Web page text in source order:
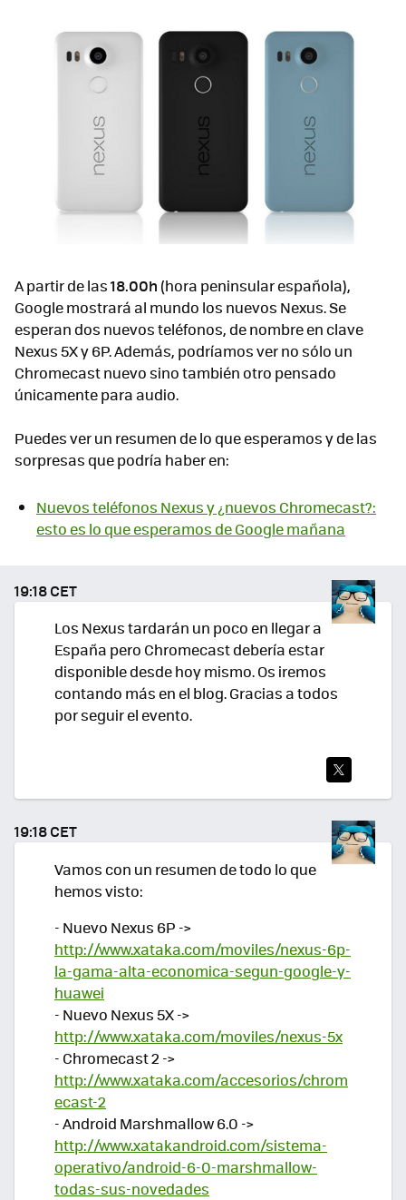
A partir de las18.00h (hora peninsular española),
Google mostrará al mundo los nuevos Nexus. Se
esperan dos nuevos teléfonos, de nombre en clave
Nexus 5X y 6P. Además, podríamos ver no sólo un
Chromecast nuevo sino también otro pensado
únicamente para audio.
Puedes ver un resumen de lo que esperamos y de las
sorpresas que podría haber en:
Nuevos teléfonos Nexus y ¿nuevos Chromecast?:
esto es lo que esperamos de Google mañana
19:18 CET
Los Nexus tardarán un poco en llegar a
España pero Chromecast debería estar
disponible desde hoy mismo. Os iremos
contando más en el blog. Gracias a todos
por seguir el evento.
TWI
TEA
R
19:18 CET
Vamos con un resumen de todo lo que
hemos visto:
- Nuevo Nexus 6P ->
http://www.xataka.com/moviles/nexus-6p-
la-gama-alta-economica-segun-google-y-
huawei
- Nuevo Nexus 5X ->
http://www.xataka.com/moviles/nexus-5x
- Chromecast 2 ->
http://www.xataka.com/accesorios/chrom
ecast-2
- Android Marshmallow 6.0 ->
http://www.xatakandroid.com/sistema-
operativo/android-6-0-marshmallow-
todas-sus-novedades